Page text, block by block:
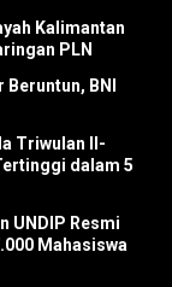
Kalimantan
PLN
BNI
Triwulan II-
dalam 5
UNDIP Resmi
Mahasiswa